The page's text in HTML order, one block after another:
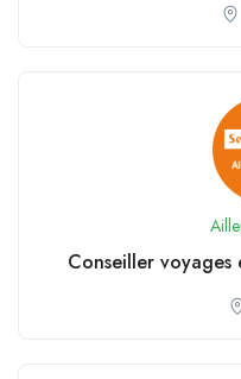
Conseiller voyages